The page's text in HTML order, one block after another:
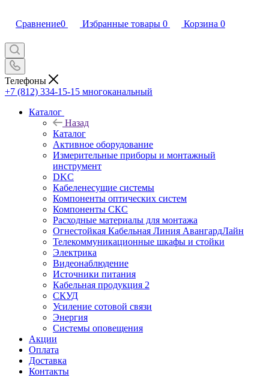
Сравнение0 Избранные товары 0 Корзина 0
Телефоны
+7 (812) 334-15-15 многоканальный
Каталог
Назад
Каталог
Активное оборудование
Измерительные приборы и монтажный
инструмент
DKC
Кабеленесущие системы
Компоненты оптических систем
Компоненты СКС
Расходные материалы для монтажа
Огнестойкая Кабельная Линия АвангардЛайн
Телекоммуникационные шкафы и стойки
Электрика
Видеонаблюдение
Источники питания
Кабельная продукция 2
СКУД
Усиление сотовой связи
Энергия
Системы оповещения
Акции
Оплата
Доставка
Контакты